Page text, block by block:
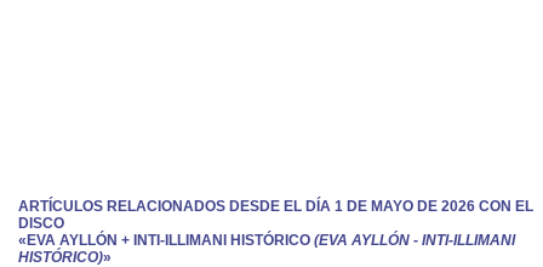
ARTÍCULOS RELACIONADOS DESDE EL DÍA 1 DE MAYO DE 2026 CON EL
DISCO
«EVA AYLLÓN + INTI-ILLIMANI HISTÓRICO (EVA AYLLÓN - INTI-ILLIMANI
HISTÓRICO)»